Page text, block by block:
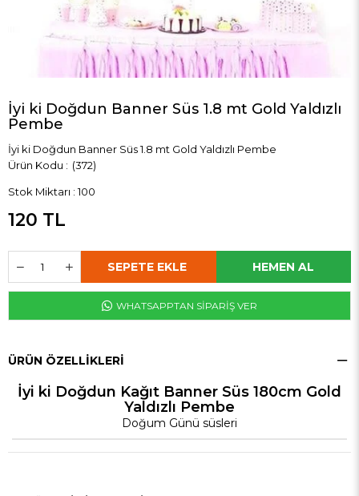
İyi ki Doğdun Banner Süs 1.8 mt Gold Yaldızlı
Pembe
İyi ki Doğdun Banner Süs 1.8 mt Gold Yaldızlı Pembe
(372)
Stok Miktarı : 100
120 TL
WHATSAPPTAN SİPARİŞ VER
ÜRÜN ÖZELLIKLERI
İyi ki Doğdun Kağıt Banner Süs 180cm Gold
Yaldızlı Pembe
Doğum Günü süsleri